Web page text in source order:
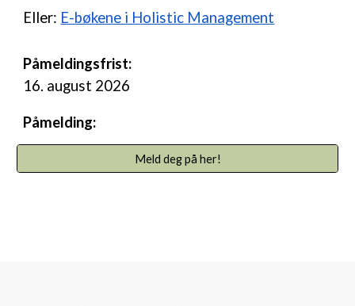
Eller: E-bøkene i Holistic Management
Påmeldingsfrist:
16. august 2026
Påmelding:
Meld deg på her!